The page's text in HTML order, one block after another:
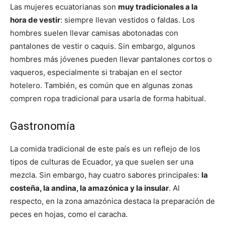
Las mujeres ecuatorianas son muy tradicionales a la
hora de vestir: siempre llevan vestidos o faldas. Los
hombres suelen llevar camisas abotonadas con
pantalones de vestir o caquis. Sin embargo, algunos
hombres más jóvenes pueden llevar pantalones cortos o
vaqueros, especialmente si trabajan en el sector
hotelero. También, es común que en algunas zonas
compren ropa tradicional para usarla de forma habitual.
Gastronomía
La comida tradicional de este país es un reflejo de los
tipos de culturas de Ecuador, ya que suelen ser una
mezcla. Sin embargo, hay cuatro sabores principales: la
costeña, la andina, la amazónica y la insular. Al
respecto, en la zona amazónica destaca la preparación de
peces en hojas, como el caracha.